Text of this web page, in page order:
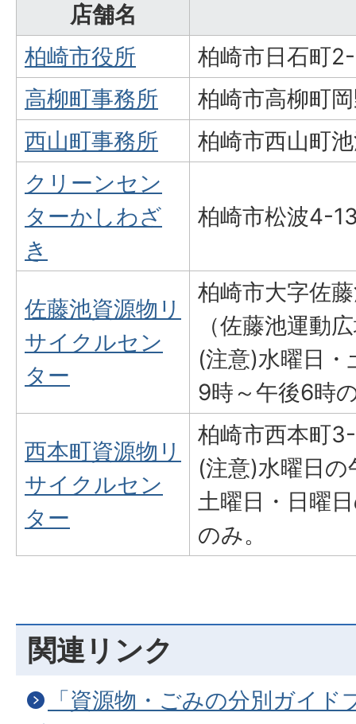
店舗名
柏崎市役所
柏崎市日石町
高柳町事務所
柏崎市高柳町
西山町事務所
柏崎市西山町
クリーンセン
ターかしわざ
き
柏崎市松波4-
佐藤池資源物リ
サイクルセン
ター
柏崎市大字佐
（佐藤池運動
(注意)水曜日
9時～午後6時
西本町資源物リ
サイクルセン
ター
柏崎市西本町
(注意)水曜日
土曜日・日曜
のみ。
関連リンク
「資源物・ごみの分別ガイ